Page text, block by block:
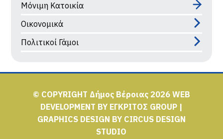
Μόνιμη Κατοικία
Οικονομικά
Πολιτικοί Γάμοι
© COPYRIGHT Δήμος Βέροιας 2026 WEB
DEVELOPMENT BY ΕΓΚΡΙΤΟΣ GROUP|
GRAPHICS DESIGN BY CIRCUS DESIGN
STUDIO